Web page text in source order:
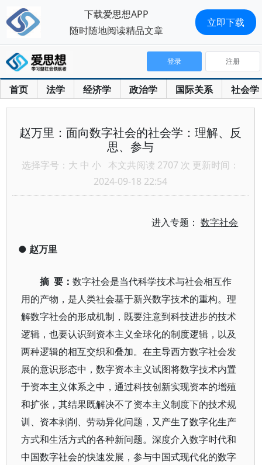
首页 法学 经济学 政治学 国际关系 社会学
登录 注册
赵万里：面向数字社会的社会学：理解、反
思、参与
选择字号： 大 中 小 本文共阅读 2707 次 更新时间：
2024-09-18 22:54
进入专题：数字社会
● 赵万里
摘 要： 数字社会是当代科学技术与社会相互作
用的产物，是人类社会基于新兴数字技术的重构。理
解数字社会的形成机制，既要注意到科技进步的技术
逻辑，也要认识到资本主义全球化的制度逻辑，以及
两种逻辑的相互交织和叠加。在主导西方数字社会发
展的意识形态中，数字资本主义试图将数字技术内置
于资本主义体系之中，通过科技创新实现资本的增殖
和扩张，其结果既解决不了资本主义制度下的技术规
训、资本剥削、劳动异化问题，又产生了数字化生产
方式和生活方式的各种新问题。深度介入数字时代和
中国数字社会的快速发展，参与中国式现代化的数字
下载爱思想APP
随时随地阅读精品文章
立即下载